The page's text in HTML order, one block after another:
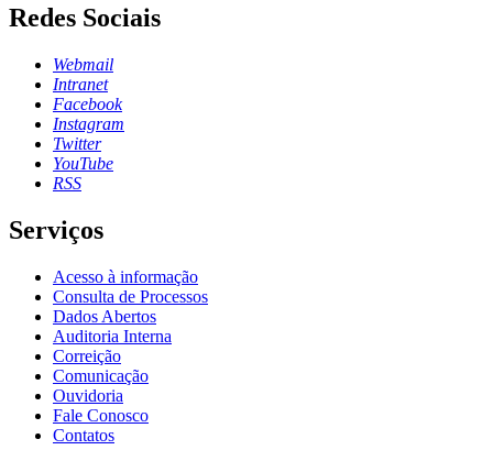
Redes Sociais
Webmail
Intranet
Facebook
Instagram
Twitter
YouTube
RSS
Serviços
Acesso à informação
Consulta de Processos
Dados Abertos
Auditoria Interna
Correição
Comunicação
Ouvidoria
Fale Conosco
Contatos